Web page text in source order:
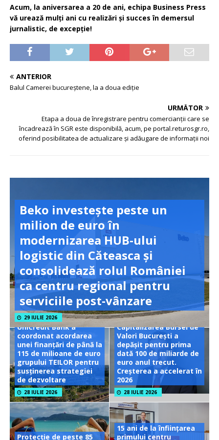
Acum, la aniversarea a 20 de ani, echipa Business Press
vă urează mulți ani cu realizări și succes în demersul
jurnalistic, de excepție!
ANTERIOR
Balul Camerei bucureștene, la a doua ediție
URMĂTOR
Etapa a doua de înregistrare pentru comercianții care se
încadrează în SGR este disponibilă, acum, pe portal.returosgr.ro,
oferind posibilitatea de actualizare și adăugare de informații noi
Beko investește peste un
milion de euro în
modernizarea HUB-ului
logistic din Căteasca și
consolidează rolul României
ca centru regional pentru
serviciile post-vânzare
29 IULIE 2026
UniCredit Bank a
coordonat acordarea
unei finanțări de până la
115 de milioane de euro
grupului TEILOR pentru
susținerea strategiei
de dezvoltare
28 IULIE 2026
Capitalizarea Bursei de
Valori București a
depășit pentru prima
dată 100 de miliarde de
euro anul trecut.
Creșterea a accelerat în
2026
28 IULIE 2026
Protecție de peste 85
15 ani de la înființarea
primului centru